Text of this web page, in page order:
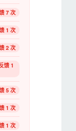
7 次
1 次
2 次
馈 1
5 次
1 次
1 次